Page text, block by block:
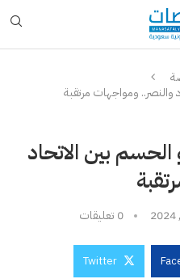
الحسم بين الاتحاد
0 تعليقات
Twitter